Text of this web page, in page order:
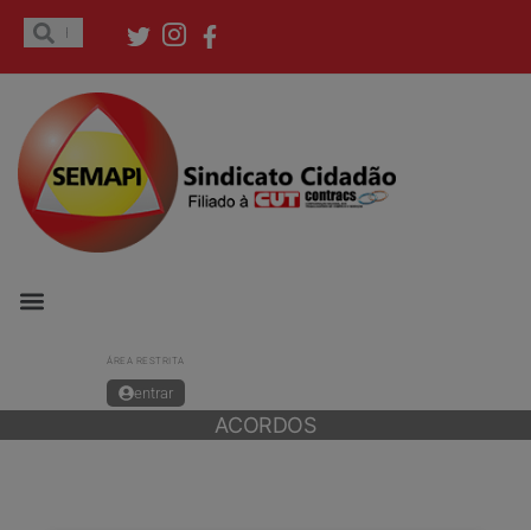
ÁREA RESTRITA
entrar
ACORDOS